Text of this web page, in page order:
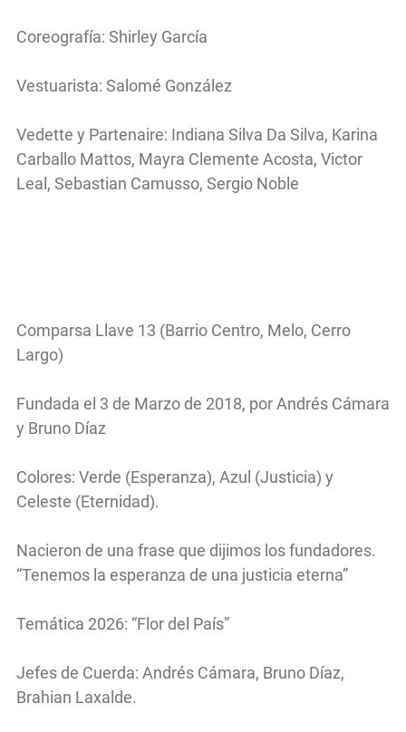
Coreografía: Shirley García
Vestuarista: Salomé González
Vedette y Partenaire: Indiana Silva Da Silva, Karina
Carballo Mattos, Mayra Clemente Acosta, Victor
Leal, Sebastian Camusso, Sergio Noble
Comparsa Llave 13 (Barrio Centro, Melo, Cerro
Largo)
Fundada el 3 de Marzo de 2018, por Andrés Cámara
y Bruno Díaz
Colores: Verde (Esperanza), Azul (Justicia) y
Celeste (Eternidad).
Nacieron de una frase que dijimos los fundadores.
“Tenemos la esperanza de una justicia eterna”
Temática 2026: “Flor del País”
Jefes de Cuerda: Andrés Cámara, Bruno Díaz,
Brahian Laxalde.